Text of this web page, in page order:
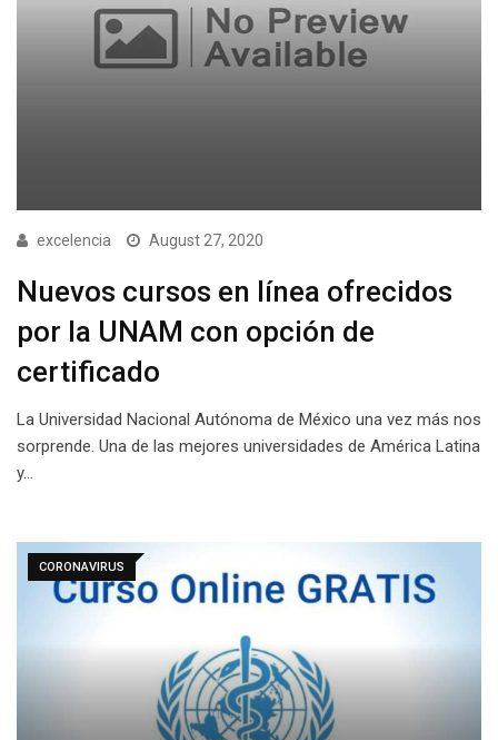
excelencia August 27, 2020
Nuevos cursos en línea ofrecidos
por la UNAM con opción de
certificado
La Universidad Nacional Autónoma de México una vez más nos
sorprende. Una de las mejores universidades de América Latina
y…
CORONAVIRUS